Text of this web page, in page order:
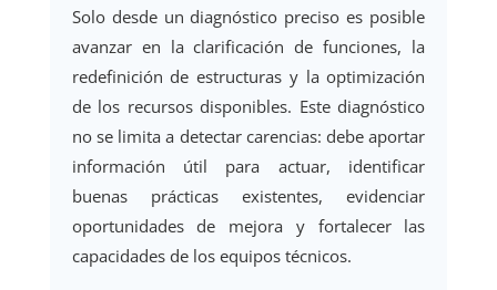
Solo desde un diagnóstico preciso es posible
avanzar en la clarificación de funciones, la
redefinición de estructuras y la optimización
de los recursos disponibles. Este diagnóstico
no se limita a detectar carencias: debe aportar
información útil para actuar, identificar
buenas prácticas existentes, evidenciar
oportunidades de mejora y fortalecer las
capacidades de los equipos técnicos.